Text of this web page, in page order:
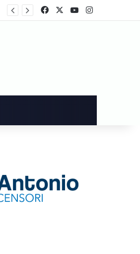
FacebookYou TubeInstagram